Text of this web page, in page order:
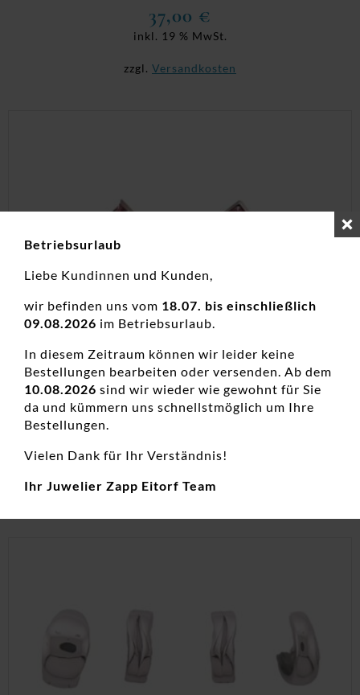
37,00 €
inkl. 19 % MwSt.
zzgl. Versandkosten
Damenohrschmuck, Farbedelsteine, Neuheiten, Ohrstecker,
Silber, Zirkonia, Zirkoniaschmuck
Ohrstecker Einsteiner 925 Ag rhodiniert
inkl. 19 % MwSt.
zzgl.Versandkosten
Betriebsurlaub
Liebe Kundinnen und Kunden,
wir befinden uns vom 18.07. bis einschließlich
09.08.2026 im Betriebsurlaub.
In diesem Zeitraum können wir leider keine
Bestellungen bearbeiten oder versenden. Ab dem
10.08.2026 sind wir wieder wie gewohnt für Sie
da und kümmern uns schnellstmöglich um Ihre
Bestellungen.
Vielen Dank für Ihr Verständnis!
Ihr Juwelier Zapp Eitorf Team